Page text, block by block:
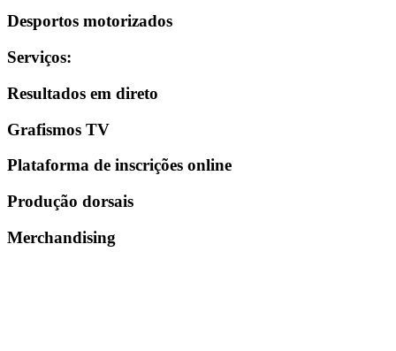
Desportos motorizados
Serviços:
Resultados em direto
Grafismos TV
Plataforma de inscrições online
Produção dorsais
Merchandising